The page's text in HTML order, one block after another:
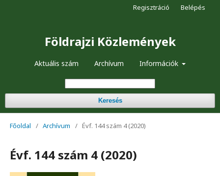
Földrajzi Közlemények
Aktuális szám Archívum Információk
Keresés
Regisztráció Belépés
Főoldal / Archívum / Évf. 144 szám 4 (2020)
Évf. 144 szám 4 (2020)